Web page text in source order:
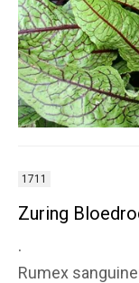
1711
Zuring
.
Rumex